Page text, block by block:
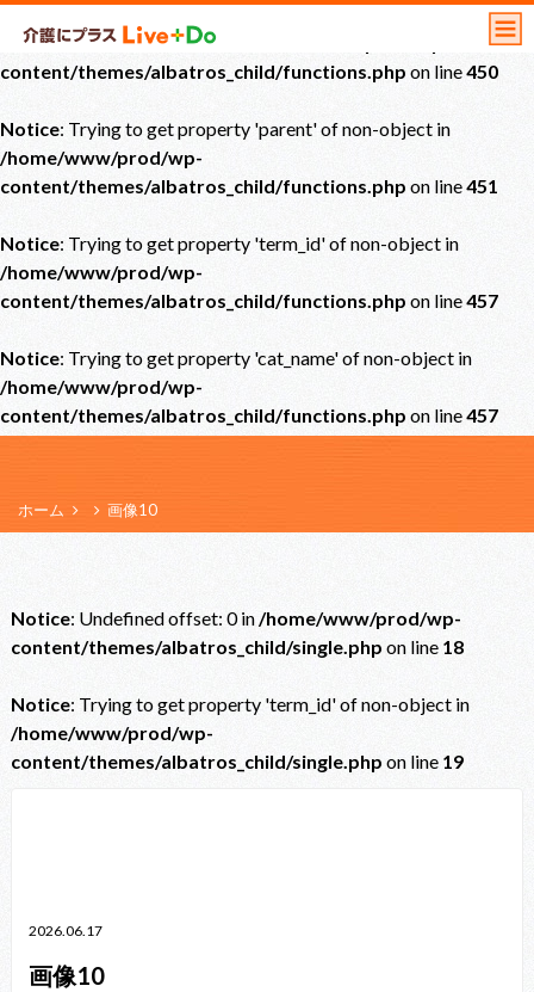
Notice: Undefined offset: 0 in
content/themes/albatros_child/functions.php on line450
Notice: Trying to get property 'parent' of non-object in
/home/www/prod/wp-
content/themes/albatros_child/functions.php on line451
Notice: Trying to get property 'term_id' of non-object in
/home/www/prod/wp-
content/themes/albatros_child/functions.php on line457
Notice: Trying to get property 'cat_name' of non-object in
/home/www/prod/wp-
content/themes/albatros_child/functions.php on line457
ホーム 画像10
Notice: Undefined offset: 0 in/home/www/prod/wp-
content/themes/albatros_child/single.php on line 18
Notice: Trying to get property 'term_id' of non-object in
/home/www/prod/wp-
content/themes/albatros_child/single.php on line 19
2026.06.17
画像10